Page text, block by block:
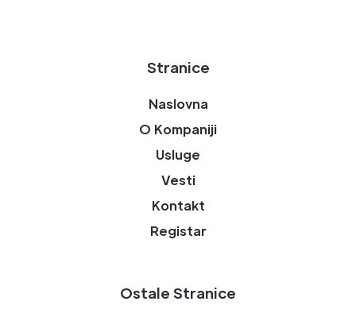
Stranice
Naslovna
O Kompaniji
Usluge
Vesti
Kontakt
Registar
Ostale Stranice